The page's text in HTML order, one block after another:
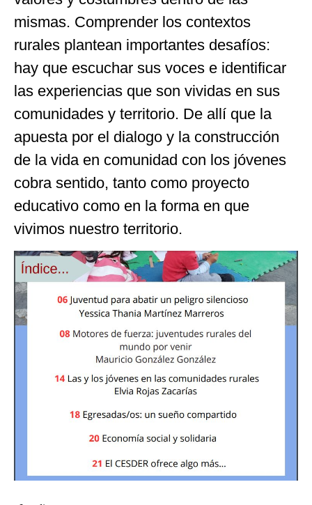
mismas. Comprender los contextos
rurales plantean importantes desafíos:
hay que escuchar sus voces e identificar
las experiencias que son vividas en sus
comunidades y territorio. De allí que la
apuesta por el dialogo y la construcción
de la vida en comunidad con los jóvenes
cobra sentido, tanto como proyecto
educativo como en la forma en que
vivimos nuestro territorio.